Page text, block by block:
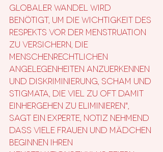
globaler Wandel wird
benötigt, um die Wichtigkeit des
Respekts vor der Menstruation
zu versichern, die
menschenrechtlichen
Angelegenheiten anzuerkennen
und Diskriminierung, Scham und
Stigmata, die viel zu oft damit
einhergehen zu eliminieren",
sagt ein Experte, Notiz nehmend
dass viele Frauen und Mädchen
beginnen ihren